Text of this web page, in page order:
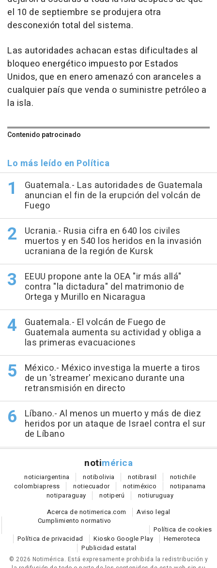
el 10 de septiembre se produjera otra
desconexión total del sistema.
Las autoridades achacan estas dificultades al
bloqueo energético impuesto por Estados
Unidos, que en enero amenazó con aranceles a
cualquier país que venda o suministre petróleo a
la isla.
Contenido patrocinado
Lo más leído en Política
Guatemala.- Las autoridades de Guatemala
anuncian el fin de la erupción del volcán de
Fuego
Ucrania.- Rusia cifra en 640 los civiles
muertos y en 540 los heridos en la invasión
ucraniana de la región de Kursk
EEUU propone ante la OEA "ir más allá"
contra "la dictadura" del matrimonio de
Ortega y Murillo en Nicaragua
Guatemala.- El volcán de Fuego de
Guatemala aumenta su actividad y obliga a
las primeras evacuaciones
México.- México investiga la muerte a tiros
de un 'streamer' mexicano durante una
retransmisión en directo
Líbano.- Al menos un muerto y más de diez
heridos por un ataque de Israel contra el sur
de Líbano
notimérica
noticiargentina notibolivia notibrasil notichile
colombiapress notiecuador notiméxico notipanama
notiparaguay notiperú notiuruguay
Acerca de notimerica.com
Aviso legal
Cumplimiento normativo
Política de cookies
Política de privacidad
Kiosko Google Play
Hemeroteca
Publicidad estatal
© 2026 Notimérica. Está expresamente prohibida la redistribución y